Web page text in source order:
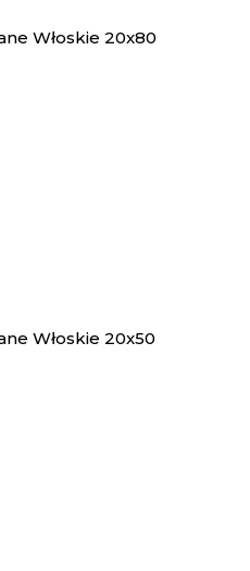
Włoskie 20x80
Włoskie 20x50